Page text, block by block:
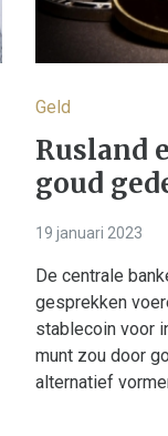
Geld
Rusland
goud
19 januari 2023
De centrale
gesprekken
stablecoin voor
munt zou door
alternatief